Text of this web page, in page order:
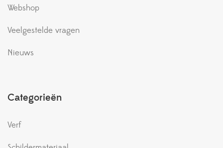
Webshop
Veelgestelde vragen
Nieuws
Categorieën
Verf